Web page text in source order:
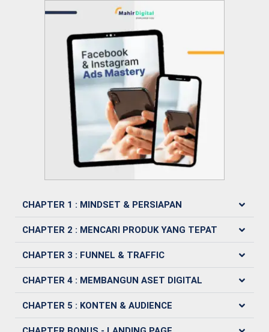
CHAPTER 1 : MINDSET & PERSIAPAN
CHAPTER 2 : MENCARI PRODUK YANG TEPAT
CHAPTER 3 : FUNNEL & TRAFFIC​
CHAPTER 4 : MEMBANGUN ASET DIGITAL​
CHAPTER 5 : KONTEN & AUDIENCE​